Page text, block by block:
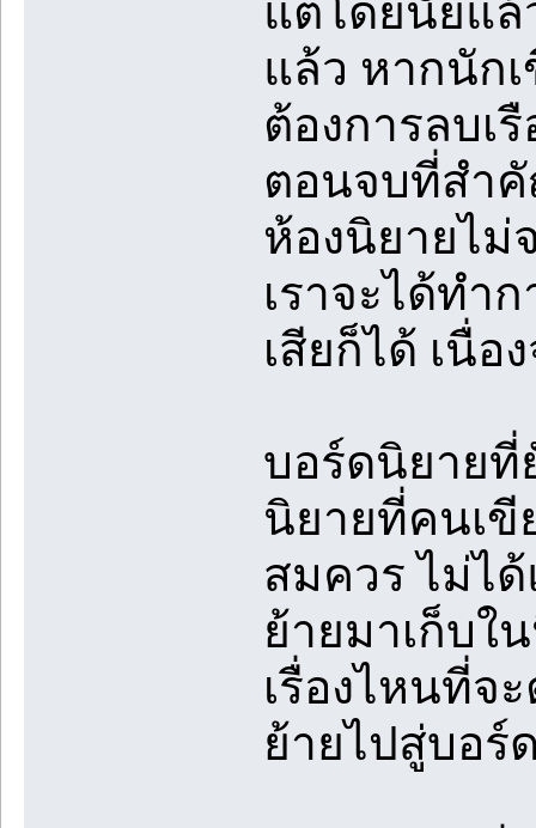
แต่โดยนัยแล้
แล้ว หากนัก
ต้องการลบเ
ตอนจบที่สำคั
ห้องนิยายไม่
เราจะได้ทำ
เสียก็ได้ เนื่
บอร์ดนิยายที่
นิยายที่คนเขี
สมควร ไม่ไ
ย้ายมาเก็บใ
เรื่องไหนที่จ
ย้ายไปสู่บอร์